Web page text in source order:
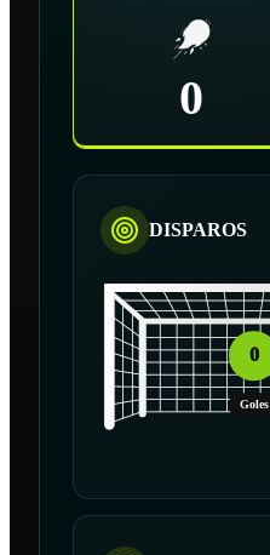
0
DISPAROS
0
Goles